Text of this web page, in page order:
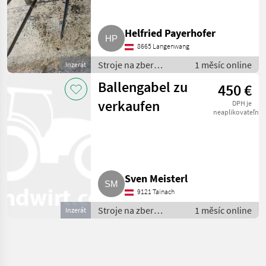
Inzerát
Helfried Payerhofer
8665 Langenwang
Stroje na zber
objemových krmív /
transportéry balíkov
1 měsíc online
Inzerát
Ballengabel zu
verkaufen
450 €
DPH je
neaplikovateľné
Sven Meisterl
9121 Tainach
Stroje na zber
objemových krmív /
1 měsíc online